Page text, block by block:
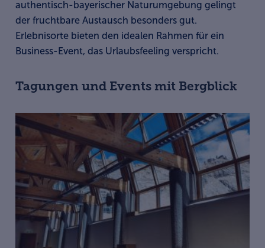
authentisch-bayerischer Naturumgebung gelingt
der fruchtbare Austausch besonders gut.
Erlebnisorte bieten den idealen Rahmen für ein
Business-Event, das Urlaubsfeeling verspricht.
Tagungen und Events mit Bergblick